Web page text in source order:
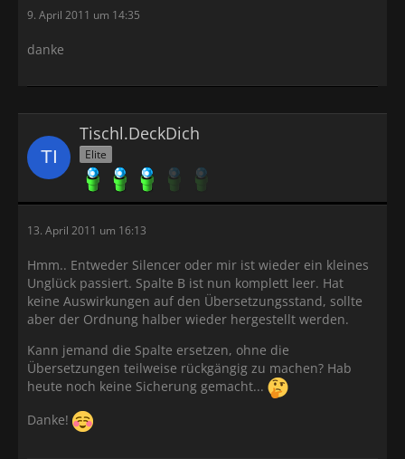
9. April 2011 um 14:35
danke
Tischl.DeckDich
Elite
13. April 2011 um 16:13
Hmm.. Entweder Silencer oder mir ist wieder ein kleines
Unglück passiert. Spalte B ist nun komplett leer. Hat
keine Auswirkungen auf den Übersetzungsstand, sollte
aber der Ordnung halber wieder hergestellt werden.
Kann jemand die Spalte ersetzen, ohne die
Übersetzungen teilweise rückgängig zu machen? Hab
heute noch keine Sicherung gemacht...
Danke!